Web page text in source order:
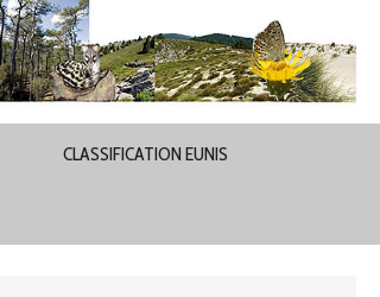
CLASSIFICATION EUNIS